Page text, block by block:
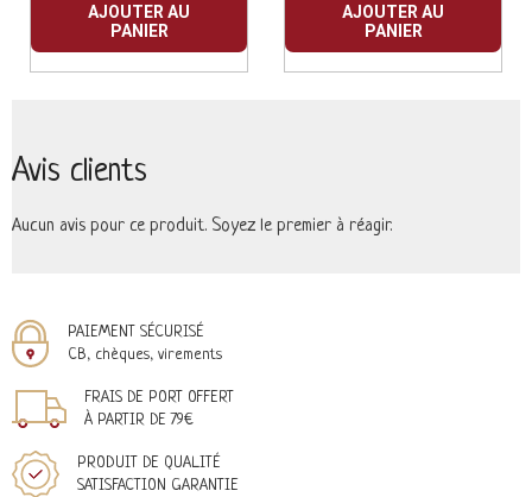
AJOUTER AU
PANIER
AJOUTER AU
PANIER
Avis clients
Aucun avis pour ce produit. Soyez le premier à réagir.
PAIEMENT SÉCURISÉ
CB, chèques, virements
FRAIS DE PORT OFFERT
À PARTIR DE 79€
PRODUIT DE QUALITÉ
SATISFACTION GARANTIE